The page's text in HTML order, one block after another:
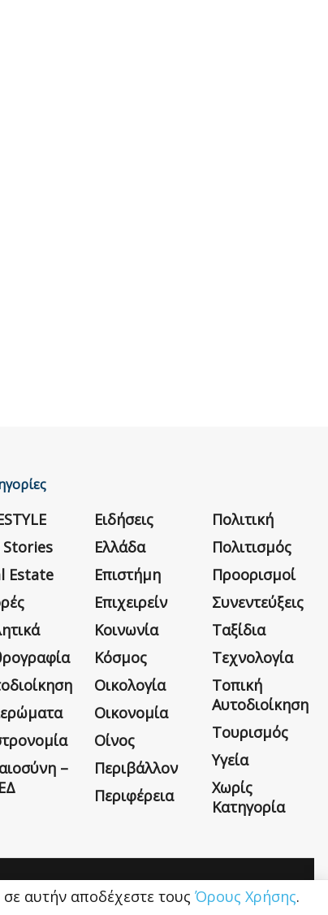
Stories
Estate
–
Ειδήσεις
Ελλάδα
Επιστήμη
Επιχειρείν
Κοινωνία
Κόσμος
Οικολογία
Οικονομία
Οίνος
Περιβάλλον
Περιφέρεια
Πολιτική
Πολιτισμός
Προορισμοί
Συνεντεύξεις
Ταξίδια
Τεχνολογία
Τοπική
Αυτοδιοίκηση
Τουρισμός
Υγεία
Χωρίς
Κατηγορία
Η εταιρεία Όροι Χρήσης Επικοινωνία
σε αυτήν αποδέχεστε τους Όρους Χρήσης.